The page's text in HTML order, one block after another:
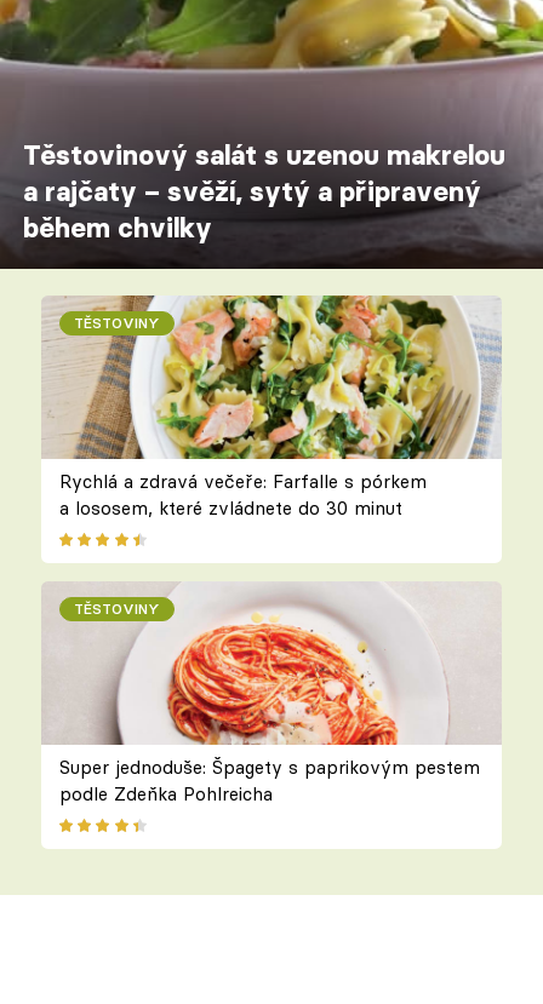
Těstovinový salát s uzenou makrelou
a rajčaty – svěží, sytý a připravený
během chvilky
TĚSTOVINY
Rychlá a zdravá večeře: Farfalle s pórkem
a lososem, které zvládnete do 30 minut
TĚSTOVINY
Super jednoduše: Špagety s paprikovým pestem
podle Zdeňka Pohlreicha